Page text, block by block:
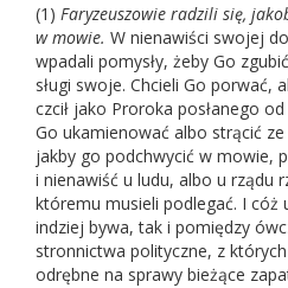
(1) Faryzeuszowie radzili się,
w mowie. W nienawiści swojej
wpadali pomysły, żeby Go
sługi swoje. Chcieli Go porwać,
czcił jako Proroka posłanego
Go ukamienować albo strącić
jakby go podchwycić w mowie,
i nienawiść u ludu, albo u rządu
któremu musieli podlegać. I cóż
indziej bywa, tak i pomiędzy
stronnictwa polityczne, z
odrębne na sprawy bieżące